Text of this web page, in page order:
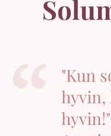
"Kun
hyvin,